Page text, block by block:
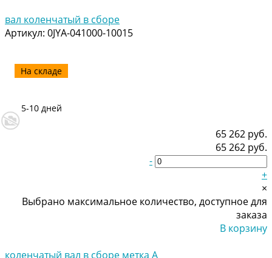
вал коленчатый в сборе
Артикул: 0JYA-041000-10015
На складе
5-10 дней
65 262 руб.
65 262 руб.
-
+
×
Выбрано максимальное количество, доступное для
заказа
В корзину
коленчатый вал в сборе метка А